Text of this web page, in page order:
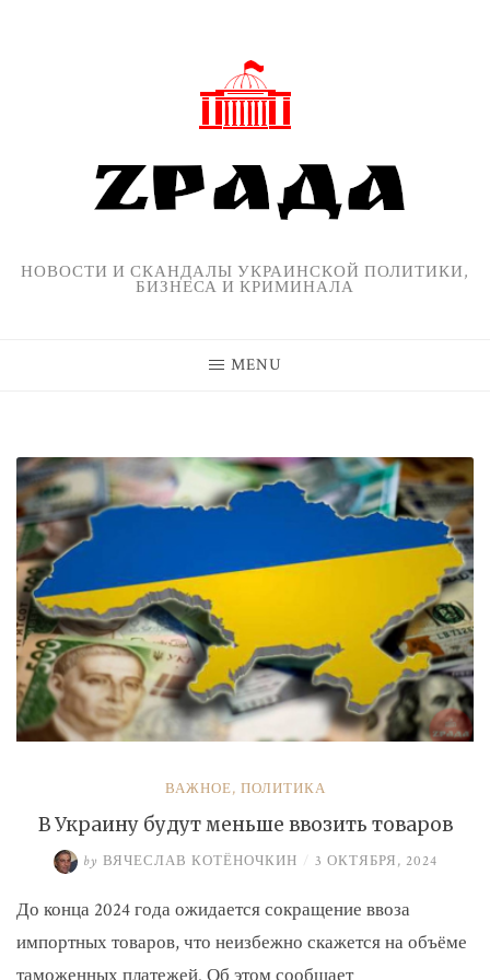
НОВОСТИ И СКАНДАЛЫ УКРАИНСКОЙ ПОЛИТИКИ,
БИЗНЕСА И КРИМИНАЛА
MENU
ВАЖНОЕ, ПОЛИТИКА
В Украину будут меньше ввозить товаров
by ВЯЧЕСЛАВ КОТЁНОЧКИН / 3 ОКТЯБРЯ, 2024
До конца 2024 года ожидается сокращение ввоза
импортных товаров, что неизбежно скажется на объёме